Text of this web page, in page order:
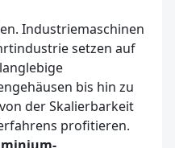
Industriemaschinen
setzen auf
bis hin zu
der Skalierbarkeit
profitieren.